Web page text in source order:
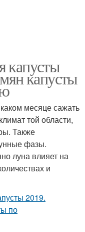
капусты
капусты
месяце сажать
той области,
Также
фазы.
луна влияет на
и